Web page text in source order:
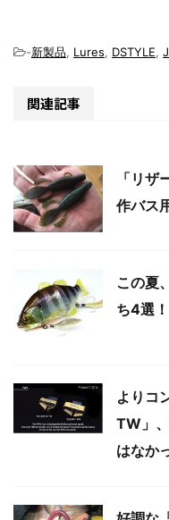
-新製品, Lures, DSTYLE,
関連記事
「リ
作バス
この夏
ち4選！
よりコ
TW」
はなか